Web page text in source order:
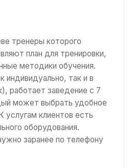
тренеры которого
план для тренировки,
методики обучения.
индивидуально, так и в
работает заведение с 7
может выбрать удобное
услугам клиентов есть
оборудования.
заранее по телефону